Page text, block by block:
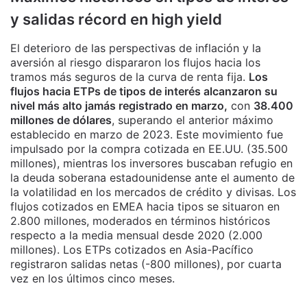
y salidas récord en high yield
El deterioro de las perspectivas de inflación y la
aversión al riesgo dispararon los flujos hacia los
tramos más seguros de la curva de renta fija. Los
flujos hacia ETPs de tipos de interés alcanzaron su
nivel más alto jamás registrado en marzo, con 38.400
millones de dólares, superando el anterior máximo
establecido en marzo de 2023. Este movimiento fue
impulsado por la compra cotizada en EE.UU. (35.500
millones), mientras los inversores buscaban refugio en
la deuda soberana estadounidense ante el aumento de
la volatilidad en los mercados de crédito y divisas. Los
flujos cotizados en EMEA hacia tipos se situaron en
2.800 millones, moderados en términos históricos
respecto a la media mensual desde 2020 (2.000
millones). Los ETPs cotizados en Asia-Pacífico
registraron salidas netas (-800 millones), por cuarta
vez en los últimos cinco meses.